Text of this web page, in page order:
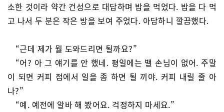
소한 것이라 약간 건성으로 대답하며 밥을 먹었다. 밥을 다 먹
고 나서 두 분은 작은 방을 보여 주었다. 아담하니 깔끔했다.
“근데 제가 뭘 도와드리면 될까요?”
“어? 아 그 얘기를 안 했네. 평일에는 밸 손님이 없어. 주말
이 되면 커피 점에서 일을 좀 하면 될 끼야. 커피 내릴 줄 아
나?”
“예. 예전에 알바 해 봤어요. 걱정하지 마세요.”